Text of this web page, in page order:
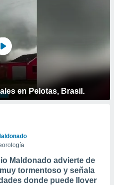
en Pelotas, Brasil.
Maldonado advierte de
tormentoso y señala
donde puede llover